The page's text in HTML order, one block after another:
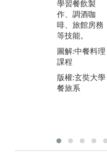
學習餐飲製
作、調酒咖
啡、旅館房務
等技能。
圖解:中餐料理
課程
版權:玄奘大學
餐旅系